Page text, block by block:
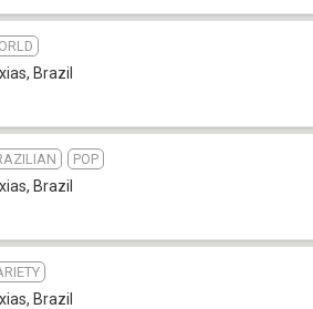
, Brazil
POP
, Brazil
, Brazil